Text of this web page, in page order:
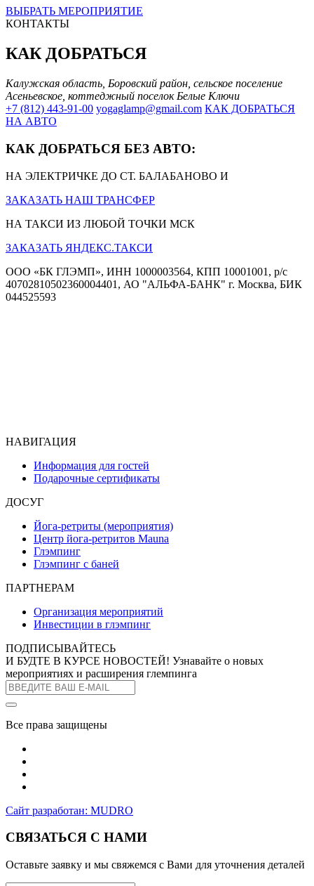
ВЫБРАТЬ МЕРОПРИЯТИЕ
КОНТАКТЫ
КАК ДОБРАТЬСЯ
Калужская область, Боровский район, сельское поселение
Асеньевское, коттеджный поселок Белые Ключи
+7 (812) 443-91-00 yogaglamp@gmail.com КАК ДОБРАТЬСЯ
НА АВТО
КАК ДОБРАТЬСЯ БЕЗ АВТО:
НА ЭЛЕКТРИЧКЕ ДО СТ. БАЛАБАНОВО И
ЗАКАЗАТЬ НАШ ТРАНСФЕР
НА ТАКСИ ИЗ ЛЮБОЙ ТОЧКИ МСК
ЗАКАЗАТЬ ЯНДЕКС.ТАКСИ
ООО «БК ГЛЭМП», ИНН 1000003564, КПП 10001001, р/с
40702810502360004401, АО "АЛЬФА-БАНК" г. Москва, БИК
044525593
НАВИГАЦИЯ
Информация для гостей
Подарочные сертификаты
ДОСУГ
Йога-ретриты (мероприятия)
Центр йога-ретритов Mauna
Глэмпинг
Глэмпинг с баней
ПАРТНЕРАМ
Организация мероприятий
Инвестиции в глэмпинг
ПОДПИСЫВАЙТЕСЬ
И БУДТЕ В КУРСЕ НОВОСТЕЙ! Узнавайте о новых
мероприятиях и расширения глемпинга
Все права защищены
Сайт разработан: MUDRO
СВЯЗАТЬСЯ С НАМИ
Оставьте заявку и мы свяжемся с Вами для уточнения деталей